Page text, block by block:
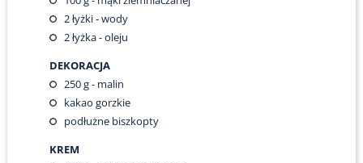
2łyżki - wody
2łyżka - oleju
DEKORACJA
250g - malin
kakao gorzkie
podłużne biszkopty
KREM